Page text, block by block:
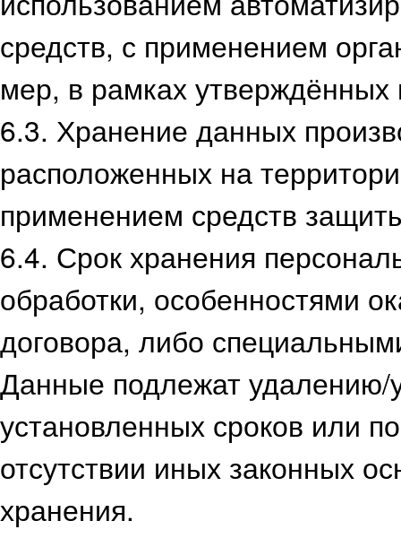
средств, с применением
мер, в рамках утверждённых
6.3. Хранение данных
расположенных на
применением средств
6.4. Срок хранения
обработки, особенностями
договора, либо
Данные подлежат
установленных сроков или
отсутствии иных законных
хранения.